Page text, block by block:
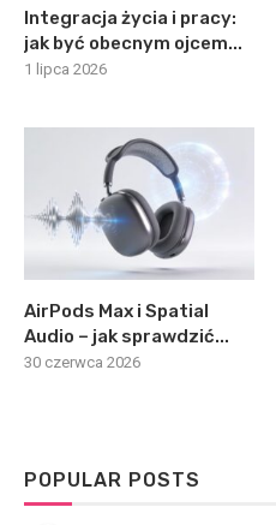
Integracja życia i pracy:
jak być obecnym ojcem...
1 lipca 2026
AirPods Max i Spatial
Audio – jak sprawdzić...
30 czerwca 2026
POPULAR POSTS